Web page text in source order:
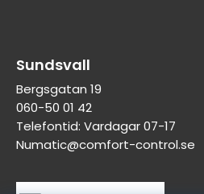
Sundsvall
Bergsgatan 19
060-50 01 42
Telefontid: Vardagar 07-17
Numatic@comfort-control.se